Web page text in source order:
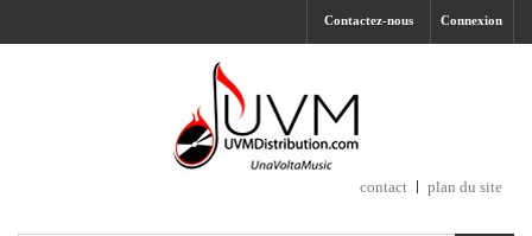
Connexion
Contactez-nous
contact plan du site